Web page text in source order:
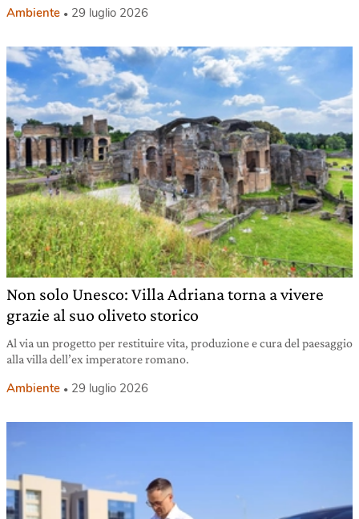
Ambiente 29 luglio 2026
Non solo Unesco: Villa Adriana torna a vivere
grazie al suo oliveto storico
Al via un progetto per restituire vita, produzione e cura del paesaggio
alla villa dell’ex imperatore romano.
Ambiente 29 luglio 2026